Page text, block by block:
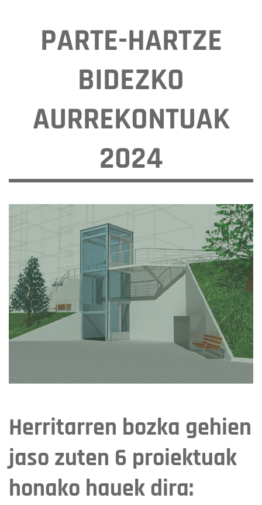
PARTE-HARTZE
BIDEZKO
AURREKONTUAK
2024
Herritarren bozka gehien
jaso zuten 6 proiektuak
honako hauek dira: